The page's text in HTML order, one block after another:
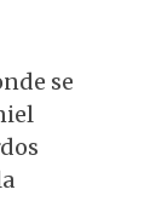
se